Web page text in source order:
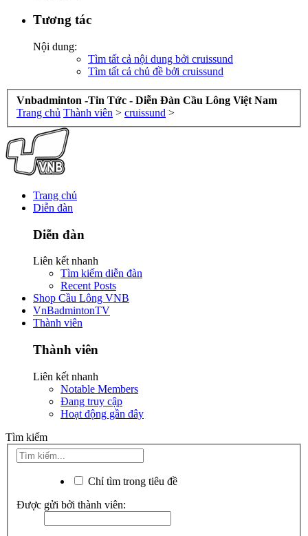
Tương tác
Nội dung:
Tìm tất cả nội dung bởi cruissund
Tìm tất cả chủ đề bởi cruissund
Vnbadminton -Tin Tức - Diễn Đàn Cầu Lông Việt Nam
Trang chủ Thành viên > cruissund >
Trang chủ
Diễn đàn
Diễn đàn
Liên kết nhanh
Tìm kiếm diễn đàn
Recent Posts
Shop Cầu Lông VNB
VnBadmintonTV
Thành viên
Thành viên
Liên kết nhanh
Notable Members
Đang truy cập
Hoạt động gần đây
Tìm kiếm
Chỉ tìm trong tiêu đề
Được gửi bởi thành viên: